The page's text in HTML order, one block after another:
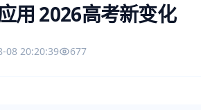
用 2026高考新变化
08 20:20:39 677